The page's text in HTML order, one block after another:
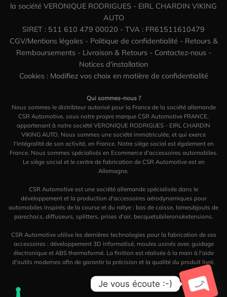
la société VERONIQUE RODRIGUES - EIRL CHARDIN VIKING
AUTO
SIRET : 511 610 479 00020 - TVA : FR61511610479
CGV/Mentions légales- Politique de confidentialité - Retours &
Remboursements- Livraison & Retours- Contactez-nous-
Notices d'installation
Cookies : Modifiez vos choix en matière de confidentialité
Qui sommes-nous ?
Nous sommes le distribteur autorisé pour la France de la société allemande
CSR Automotive, sous notre propre marque CSR Automotive FRANCE,
appartenant à notre société VERONIQUE RODRIGUES - EIRL CHARDIN
VIKING AUTO. Nous sommes une société immatriculée, et qui exerce
l'intégralité de son activité, en France. Notre siège social est également en
France. Nous sommes spécialisés en Ecommerce d'accessoires automobiles.
Le siège social et le centre de fabrication de CSR Automotive est en
Allemagne.
CSR Automotive est une société allemande spécialisée dans le
développement et la production d'accessoires aérodynamiques pour
automobiles inspirés de la course et du rallye : bas de caisse, lames/ajouts de
parechocs, diffuseurs, splitters, prises d'air, becquets/ailerons/extensions.
CSR Automotive utilise les dernières technologies pour la fabrication de ses
accessoires : développement 3D informatisé, moules usinés avec guidage
électronique et ABS thermoformé. La finition est réalisée à la main à l'aide
d'outils modernes afin de garantir la précision et la qualité du produit livré.
Je vous écoute :-)